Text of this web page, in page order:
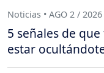
Noticias • AGO 2 / 2026
5 señales de
estar